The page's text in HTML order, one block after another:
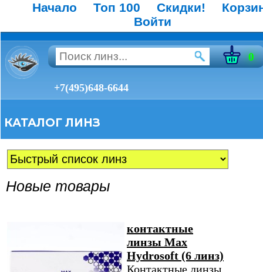
Начало Топ 100 Скидки!
Войти
0
+7(495)648-6644
КАТАЛОГ ЛИНЗ
Новые товары
контактные
линзы Max
Hydrosoft (6 линз)
Контактные линзы